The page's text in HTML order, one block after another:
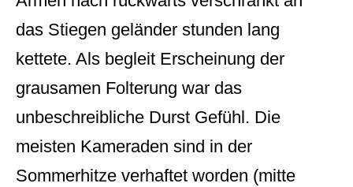
das Stiegen geländer stunden lang
kettete. Als begleit Erscheinung der
grausamen Folterung war das
unbeschreibliche Durst Gefühl. Die
meisten Kameraden sind in der
Sommerhitze verhaftet worden (mitte